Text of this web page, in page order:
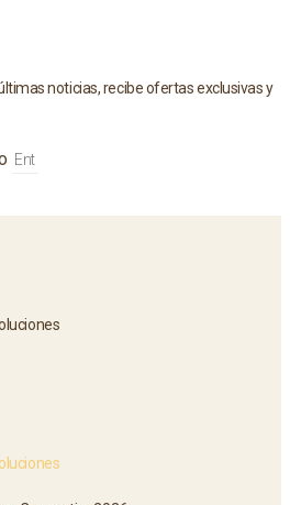
noticias, recibe ofertas exclusivas y